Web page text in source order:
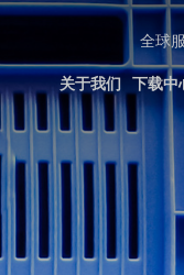
全球
紧凑型解
油缸
汽车外饰
移动出行
关于我们
发展历程
下载中
资质证书
专利